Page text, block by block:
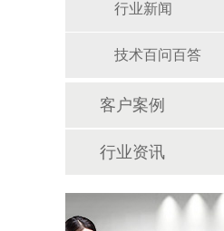
行业新闻
技术百问百答
客户案例
行业资讯